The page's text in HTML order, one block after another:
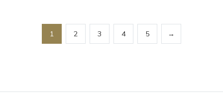
1 2 3 4 5 →